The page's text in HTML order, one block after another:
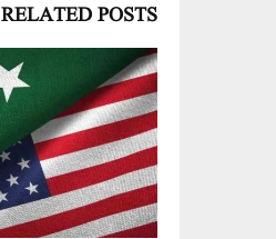
RELATED POSTS